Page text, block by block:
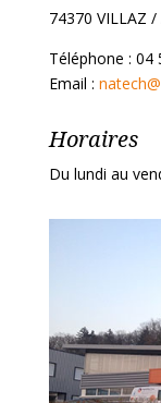
74370 VILLAZ /
Téléphone : 04
Email :
Horaires
Du lundi au